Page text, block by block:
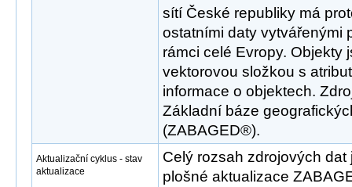
sítí České republiky má
ostatními daty vytvářenými
rámci celé Evropy. Objekty
vektorovou složkou s
informace o objektech.
Základní báze
(ZABAGED®).
Aktualizační cyklus - stav
aktualizace
Celý rozsah zdrojových
plošné aktualizace